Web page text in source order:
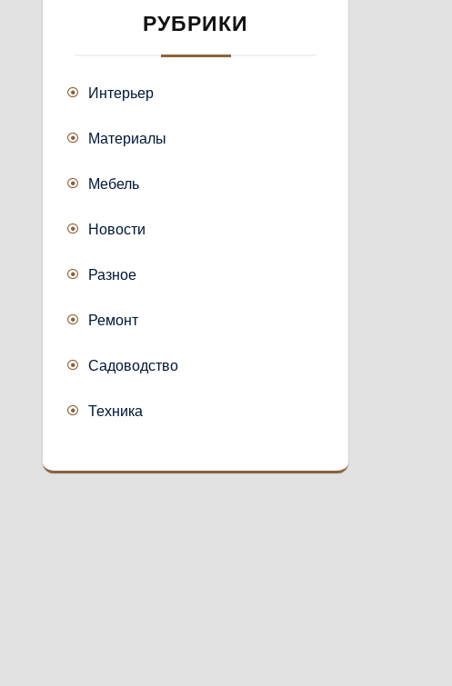
РУБРИКИ
Интерьер
Материалы
Мебель
Новости
Разное
Ремонт
Садоводство
Техника